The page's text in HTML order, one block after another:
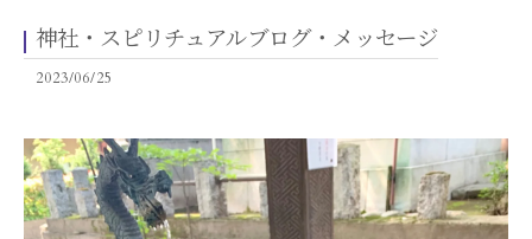
神社・スピリチュアルブログ・メッセージ
2023/06/25